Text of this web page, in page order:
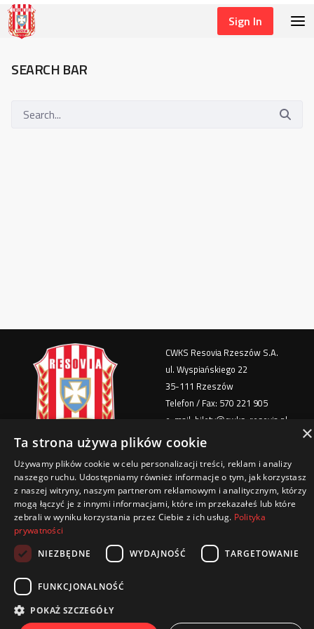
Sign In
SEARCH BAR
CWKS Resovia Rzeszów S.A.
ul. Wyspiańskiego 22
35-111 Rzeszów
Telefon / Fax: 570 221 905
e-mail: bilety@cwks-resovia.pl
Regulamin imprezy masowej
Regulamin Stadionu
Klauzula informacyjna - zakup biletu
Regulamin sprzedaży biletów i karnetów
© 2026 All rights reserved
Created with passion by:
×
Ta strona używa plików cookie
Używamy plików cookie w celu personalizacji treści, reklam i analizy
naszego ruchu. Udostępniamy również informacje o tym, jak korzystasz
z naszej witryny, naszym partnerom reklamowym i analitycznym, którzy
mogą łączyć je z innymi informacjami, które im przekazałeś lub które
zebrali w wyniku korzystania przez Ciebie z ich usług. Polityka
prywatności
NIEZBĘDNE
WYDAJNOŚĆ TARGETOWANIE
FUNKCJONALNOŚĆ
POKAŻ SZCZEGÓŁY